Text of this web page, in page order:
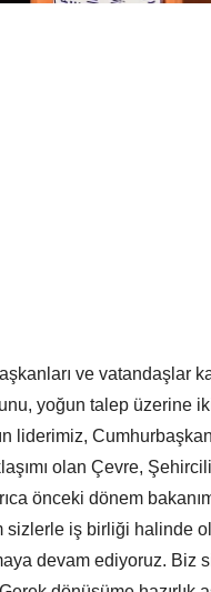
ve vatandaşlar
yoğun talep üzerine
liderimiz,
olan Çevre,
önceki dönem
iş birliği halinde
devam ediyoruz. Biz